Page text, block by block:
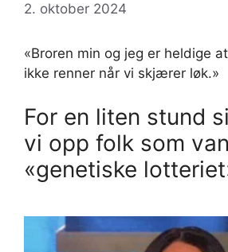
2. oktober 2024
«Broren min og jeg er heldige
ikke renner når vi skjærer løk.»
For en liten stund
vi opp folk som
«genetiske